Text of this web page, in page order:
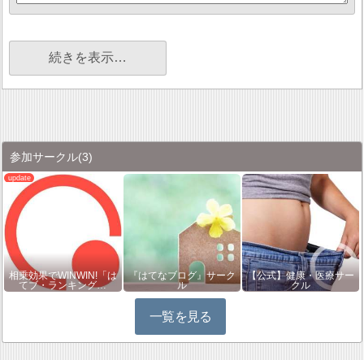
続きを表示…
参加サークル(3)
相乗効果でWINWIN!「は
てブ・ランキング…
『はてなブログ』サーク
ル
【公式】健康・医療サー
クル
一覧を見る